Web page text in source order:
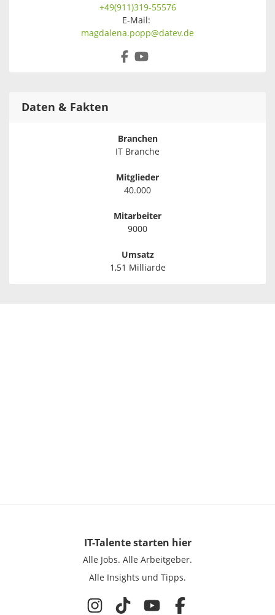
+49(911)319-55576
E-Mail:
magdalena.popp@datev.de
Daten & Fakten
Branchen
IT Branche
Mitglieder
40.000
Mitarbeiter
9000
Umsatz
1,51 Milliarde
IT-Talentestarten hier
Alle Jobs. Alle Arbeitgeber.
Alle Insights und Tipps.